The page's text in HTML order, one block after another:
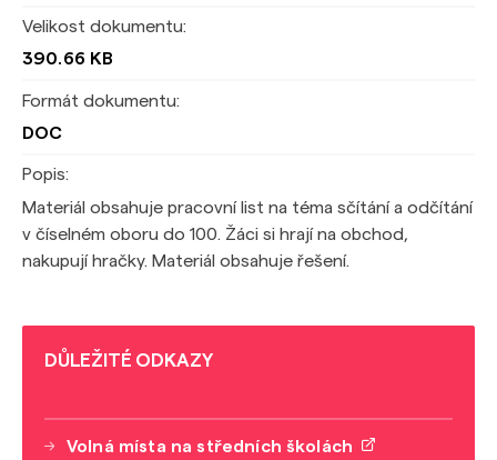
Velikost dokumentu:
390.66 KB
Formát dokumentu:
DOC
Popis:
Materiál obsahuje pracovní list na téma sčítání a odčítání
v číselném oboru do 100. Žáci si hrají na obchod,
nakupují hračky. Materiál obsahuje řešení.
DŮLEŽITÉ ODKAZY
Volná místa na středních školách